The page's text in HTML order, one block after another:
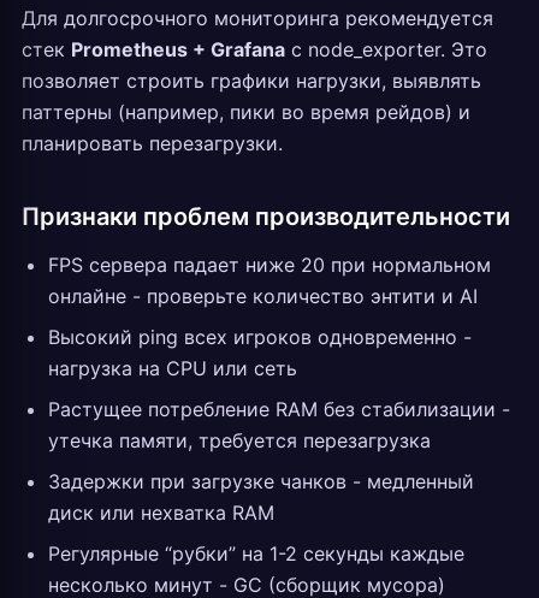
Для долгосрочного мониторинга рекомендуется
стек Prometheus + Grafana с node_exporter. Это
позволяет строить графики нагрузки, выявлять
паттерны (например, пики во время рейдов) и
планировать перезагрузки.
Признаки проблем производительности
FPS сервера падает ниже 20 при нормальном
онлайне - проверьте количество энтити и AI
Высокий ping всех игроков одновременно -
нагрузка на CPU или сеть
Растущее потребление RAM без стабилизации -
утечка памяти, требуется перезагрузка
Задержки при загрузке чанков - медленный
диск или нехватка RAM
Регулярные “рубки” на 1-2 секунды каждые
несколько минут - GC (сборщик мусора)